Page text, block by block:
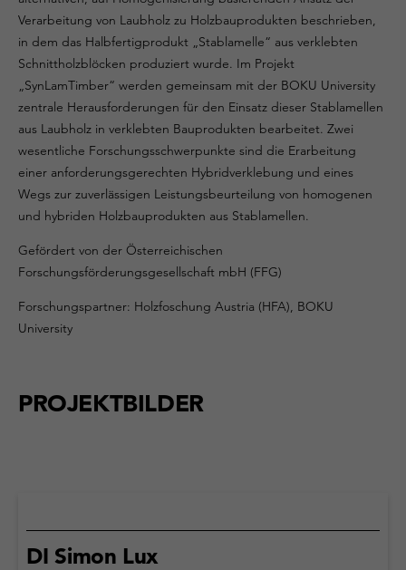
Verarbeitung von Laubholz zu Holzbauprodukten beschrieben,
in dem das Halbfertigprodukt „Stablamelle“ aus verklebten
Schnittholzblöcken produziert wurde. Im Projekt
„SynLamTimber“ werden gemeinsam mit der BOKU University
zentrale Herausforderungen für den Einsatz dieser Stablamellen
aus Laubholz in verklebten Bauprodukten bearbeitet. Zwei
wesentliche Forschungsschwerpunkte sind die Erarbeitung
einer anforderungsgerechten Hybridverklebung und eines
Wegs zur zuverlässigen Leistungsbeurteilung von homogenen
und hybriden Holzbauprodukten aus Stablamellen.
Gefördert von der Österreichischen
Forschungsförderungsgesellschaft mbH (FFG)
Forschungspartner: Holzfoschung Austria (HFA), BOKU
University
PROJEKTBILDER
DI Simon Lux